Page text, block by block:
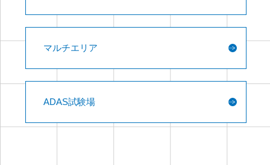
マルチエリア
ADAS試験場